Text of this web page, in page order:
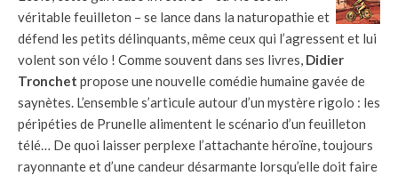
véritable feuilleton – se lance dans la naturopathie et
défend les petits délinquants, même ceux qui l’agressent et lui
volent son vélo ! Comme souvent dans ses livres, Didier
Tronchet propose une nouvelle comédie humaine gavée de
saynètes. L’ensemble s’articule autour d’un mystère rigolo : les
péripéties de Prunelle alimentent le scénario d’un feuilleton
télé… De quoi laisser perplexe l’attachante héroïne, toujours
rayonnante et d’une candeur désarmante lorsqu’elle doit faire